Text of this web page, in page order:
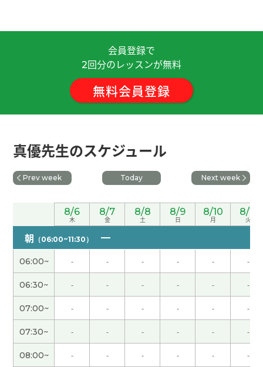
谢谢。下次见吧。( 男性 )
谢谢您的课，猫们的动作是真可爱了，真有意思了
😊下次也希望能见面～
谢谢。下次见吧。( 男性 )
谢谢你的课。天气越来越热了，请多保重身体！
真優老师，谢谢您～！
谢谢。下次见吧。( 男性 )
谢谢，老师! 我也很高兴认识你。我很开心跟你聊天
儿了。下次再见！
谢谢。下次见吧。 ( 男性 )
谢谢您的上课！下次也请多多关照！
会員登録で
2回分のレッスンが無料
無料会員登録
真優先生のスケジュール
Prev week Today Next week
8/6
木
8/7
金
8/8
土
8/9
日
8/10
月
8/11
火
朝 （06:00~11:30）
06:00~ - - - - - -
06:30~ - - - - - -
07:00~ - - - - - -
07:30~ - - - - - -
08:00~ - - - - - -